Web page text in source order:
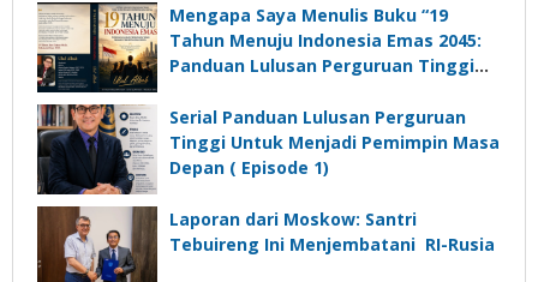
Komunikasi Kades untuk Memajukan
Desa
Mengapa Saya Menulis Buku “19
Tahun Menuju Indonesia Emas 2045:
Panduan Lulusan Perguruan Tinggi
Depan”?
Serial Panduan Lulusan Perguruan
Tinggi Untuk Menjadi Pemimpin Masa
Depan ( Episode 1)
Laporan dari Moskow: Santri
Tebuireng Ini Menjembatani RI-Rusia